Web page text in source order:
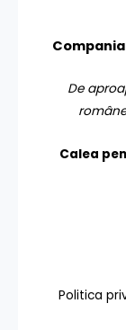
De
Calea
Politica